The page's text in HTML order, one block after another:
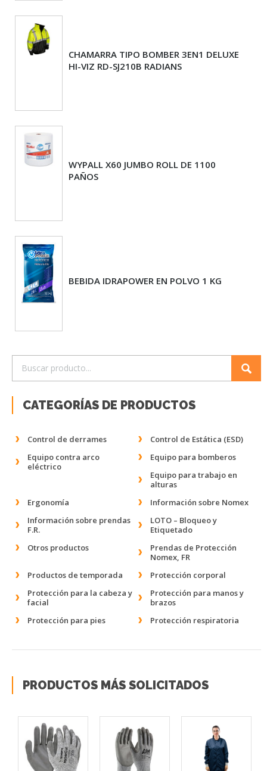
CHAMARRA TIPO BOMBER 3EN1 DELUXE
HI-VIZ RD-SJ210B RADIANS
WYPALL X60 JUMBO ROLL DE 1100
PAÑOS
BEBIDA IDRAPOWER EN POLVO 1 KG
CATEGORÍAS DE PRODUCTOS
Control de derrames
Control de Estática (ESD)
Equipo contra arco
eléctrico
Equipo para bomberos
Equipo para trabajo en
alturas
Ergonomía
Información sobre Nomex
Información sobre prendas
F.R.
LOTO – Bloqueo y
Etiquetado
Otros productos
Prendas de Protección
Nomex, FR
Productos de temporada
Protección corporal
Protección para la cabeza y
facial
Protección para manos y
brazos
Protección para pies
Protección respiratoria
PRODUCTOS MÁS SOLICITADOS